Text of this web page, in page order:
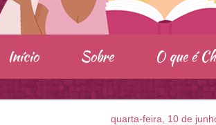
Início Sobre O que é
quarta-feira, 10 de